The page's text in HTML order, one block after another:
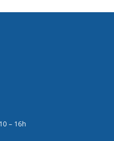
10 – 16h